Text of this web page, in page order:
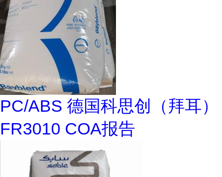
PC/ABS 德国科思创（拜耳）
FR3010 COA报告